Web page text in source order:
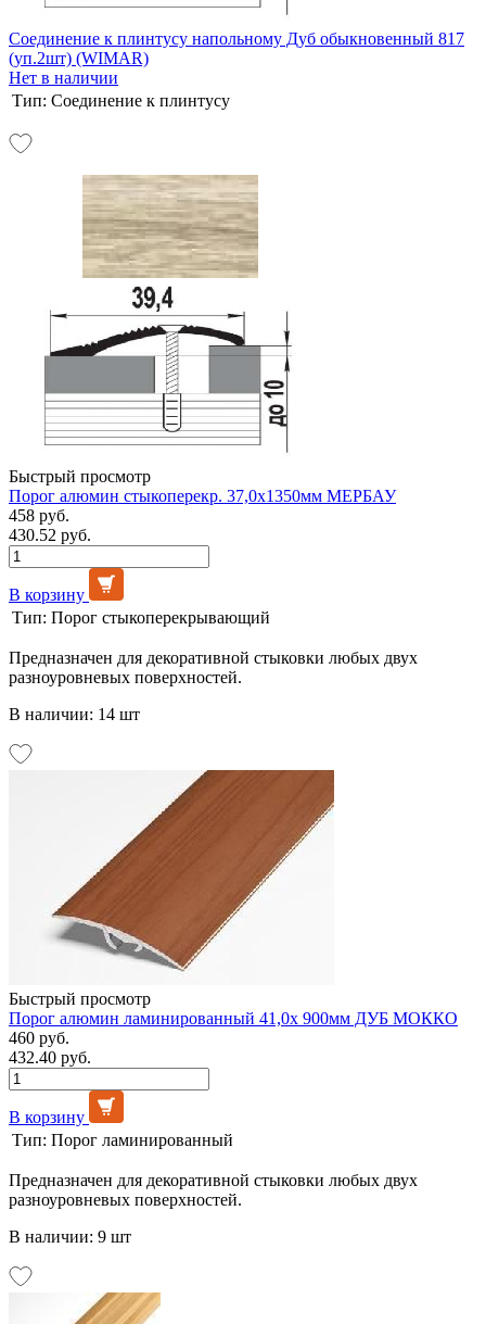
Соединение к плинтусу напольному Дуб обыкновенный 817
(уп.2шт) (WIMAR)
Нет в наличии
Тип: Соединение к плинтусу
Быстрый просмотр
Порог алюмин стыкоперекр. 37,0х1350мм МЕРБАУ
458 руб.
430.52 руб.
В корзину
Тип: Порог стыкоперекрывающий
Предназначен для декоративной стыковки любых двух
разноуровневых поверхностей.
В наличии: 14 шт
Быстрый просмотр
Порог алюмин ламинированный 41,0х 900мм ДУБ МОККО
460 руб.
432.40 руб.
В корзину
Тип: Порог ламинированный
Предназначен для декоративной стыковки любых двух
разноуровневых поверхностей.
В наличии: 9 шт